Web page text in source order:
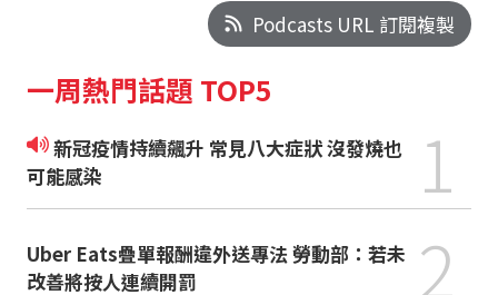
Podcasts URL 訂閱複製
一周熱門話題 TOP5
新冠疫情持續飆升 常見八大症狀 沒發燒也
可能感染
1
Uber Eats疊單報酬違外送專法 勞動部：若未
改善將按人連續開罰
2